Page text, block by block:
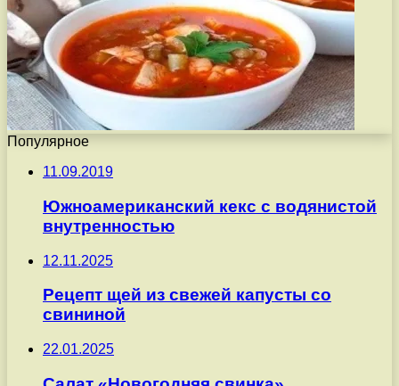
Популярное
11.09.2019
Южноамериканский кекс с водянистой
внутренностью
12.11.2025
Рецепт щей из свежей капусты со
свининой
22.01.2025